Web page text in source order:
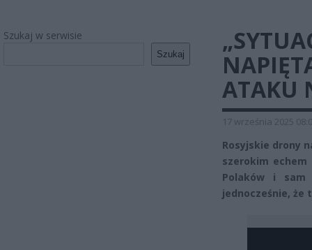
Szukaj w serwisie
Szukaj
ATAKU
17 września 2025
Rosyjskie drony
szerokim echem
Polaków i sam
jednocześnie, że